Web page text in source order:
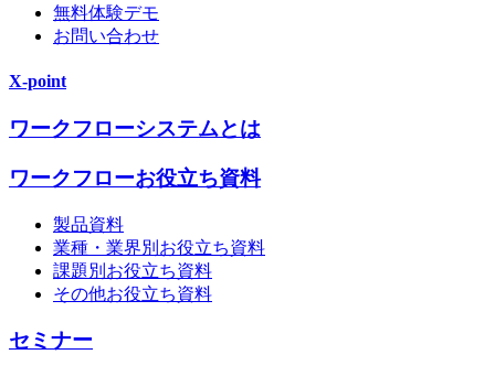
無料体験デモ
お問い合わせ
X-point
ワークフローシステムとは
ワークフローお役立ち資料
製品資料
業種・業界別お役立ち資料
課題別お役立ち資料
その他お役立ち資料
セミナー